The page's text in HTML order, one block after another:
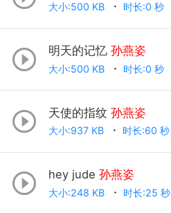
大小:500 KB 时长:0 秒
明天的记忆 孙燕姿
大小:500 KB 时长:0 秒
天使的指纹 孙燕姿
大小:937 KB 时长:60 秒
hey jude 孙燕姿
大小:248 KB 时长:25 秒